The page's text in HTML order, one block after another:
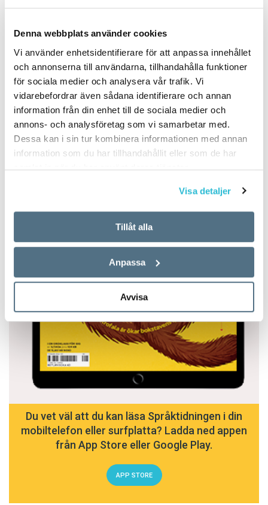
Denna webbplats använder cookies
Vi använder enhetsidentifierare för att anpassa innehållet
och annonserna till användarna, tillhandahålla funktioner
för sociala medier och analysera vår trafik. Vi
vidarebefordrar även sådana identifierare och annan
information från din enhet till de sociala medier och
annons- och analysföretag som vi samarbetar med.
Dessa kan i sin tur kombinera informationen med annan
information som du har tillhandahållit eller som de har
samlat in när du har använt deras tjänster.
Visa detaljer
Tillåt alla
Anpassa
Avvisa
PUBLICERAD 2022-08-03
Du vet väl att du kan läsa Språktidningen i din
mobiltelefon eller surfplatta? Ladda ned appen
från App Store eller Google Play.
APP STORE